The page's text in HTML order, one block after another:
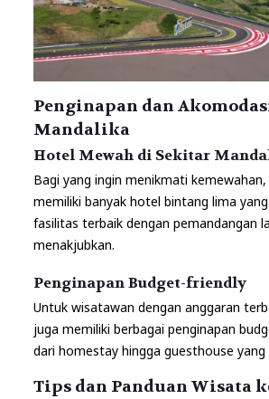
Penginapan dan
Mandalika
Hotel Mewah di Sekitar
Bagi yang ingin menikmati
memiliki banyak hotel bintang lima
fasilitas terbaik dengan pemandangan
menakjubkan.
Penginapan Budget-friendly
Untuk wisatawan dengan anggaran
juga memiliki berbagai penginapan
dari homestay hingga guesthouse yang
Tips dan Panduan Wisata